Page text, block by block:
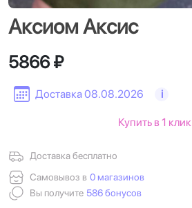
Аксиом Аксис
Доставка 08.08.2026 i
5866 ₽
Доставка бесплатно
Самовывоз в 0 магазинов
Вы получите 586 бонусов
Купить в 1 клик